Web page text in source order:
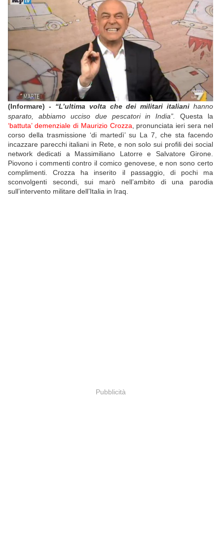
(Informare) - “L’ultima volta che dei militari italiani hanno
sparato, abbiamo ucciso due pescatori in India”.Questa la
‘battuta’ demenziale di Maurizio Crozza , pronunciata ieri sera nel
corso della trasmissione ‘di martedì’ su La 7, che sta facendo
incazzare parecchi italiani in Rete, e non solo sui profili dei social
network dedicati a Massimiliano Latorre e Salvatore Girone.
Piovono i commenti contro il comico genovese, e non sono certo
complimenti.Crozza ha inserito il passaggio, di pochi ma
sconvolgenti secondi, sui marò nell’ambito di una parodia
sull’intervento militare dell’Italia in Iraq.
Pubblicità